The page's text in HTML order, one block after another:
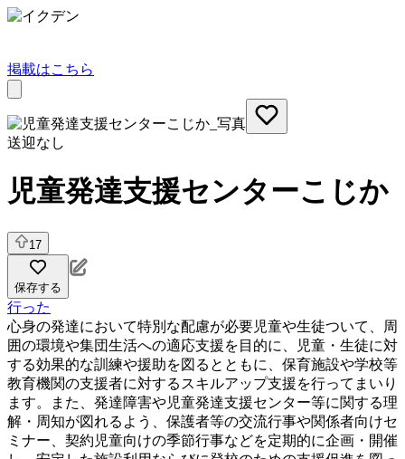
掲載はこちら
送迎なし
児童発達支援センターこじか
17
保存する
行った
心身の発達において特別な配慮が必要児童や生徒ついて、周
囲の環境や集団生活への適応支援を目的に、児童・生徒に対
する効果的な訓練や援助を図るとともに、保育施設や学校等
教育機関の支援者に対するスキルアップ支援を行ってまいり
ます。また、発達障害や児童発達支援センター等に関する理
解・周知が図れるよう、保護者等の交流行事や関係者向けセ
ミナー、契約児童向けの季節行事などを定期的に企画・開催